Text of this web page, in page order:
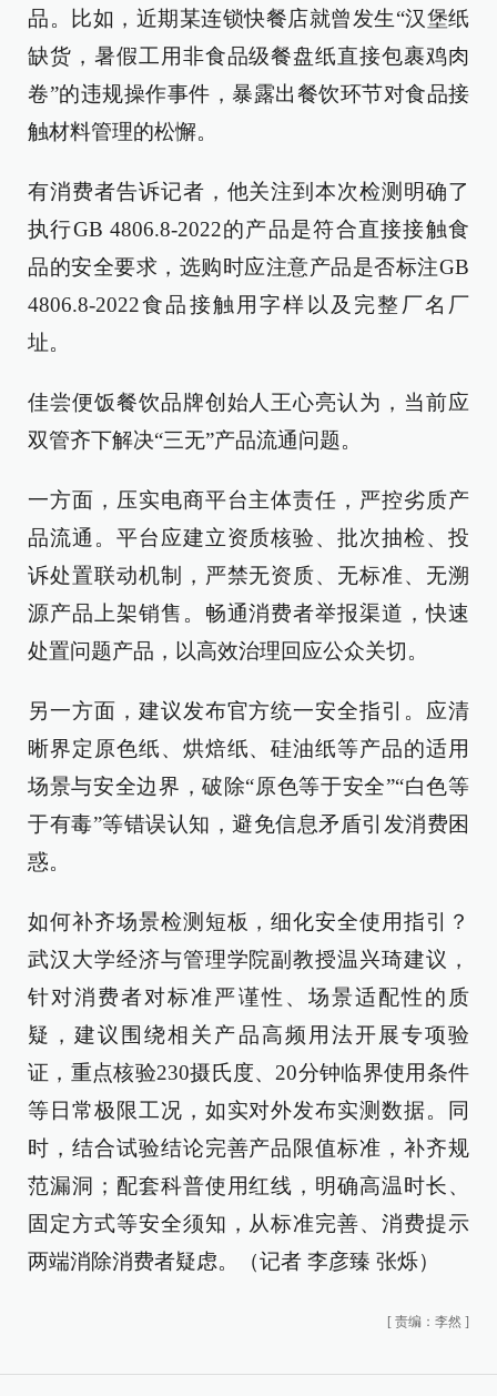
品。比如，近期某连锁快餐店就曾发生“汉堡纸
缺货，暑假工用非食品级餐盘纸直接包裹鸡肉
卷”的违规操作事件，暴露出餐饮环节对食品接
触材料管理的松懈。
有消费者告诉记者，他关注到本次检测明确了
执行GB 4806.8-2022的产品是符合直接接触食
品的安全要求，选购时应注意产品是否标注GB
4806.8-2022食品接触用字样以及完整厂名厂
址。
佳尝便饭餐饮品牌创始人王心亮认为，当前应
双管齐下解决“三无”产品流通问题。
一方面，压实电商平台主体责任，严控劣质产
品流通。平台应建立资质核验、批次抽检、投
诉处置联动机制，严禁无资质、无标准、无溯
源产品上架销售。畅通消费者举报渠道，快速
处置问题产品，以高效治理回应公众关切。
另一方面，建议发布官方统一安全指引。应清
晰界定原色纸、烘焙纸、硅油纸等产品的适用
场景与安全边界，破除“原色等于安全”“白色等
于有毒”等错误认知，避免信息矛盾引发消费困
惑。
如何补齐场景检测短板，细化安全使用指引？
武汉大学经济与管理学院副教授温兴琦建议，
针对消费者对标准严谨性、场景适配性的质
疑，建议围绕相关产品高频用法开展专项验
证，重点核验230摄氏度、20分钟临界使用条件
等日常极限工况，如实对外发布实测数据。同
时，结合试验结论完善产品限值标准，补齐规
范漏洞；配套科普使用红线，明确高温时长、
固定方式等安全须知，从标准完善、消费提示
两端消除消费者疑虑。（记者 李彦臻 张烁）
[ 责编：李然 ]